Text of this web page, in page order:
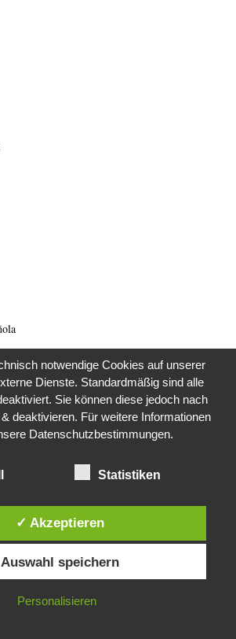
Cookies. Durch die weitere Nutzung dieser
Verwendung von Cookies zu.
IN ORDNUNG
notwendige Cookies auf unserer
Dienste. Standardmäßig sind alle
Sie können diese jedoch nach
deaktivieren. Für weitere Informationen
Datenschutzbestimmungen.
Statistiken
✓ Akzeptieren
Auswahl speichern
Personalisieren